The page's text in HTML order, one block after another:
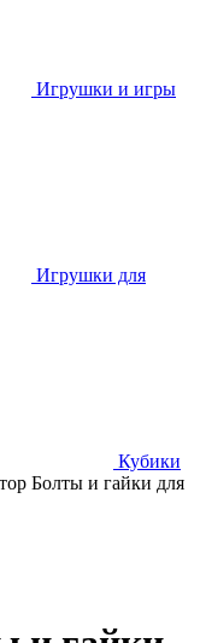
Игрушки и игры
Игрушки для
Кубики
Болты и гайки для